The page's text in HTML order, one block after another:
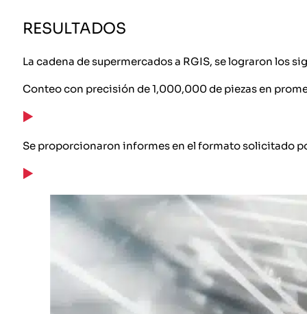
RESULTADOS
La cadena de supermercados a RGIS, se lograron los
Conteo con precisión de 1,000,000 de piezas en
Se proporcionaron informes en el formato solicitado